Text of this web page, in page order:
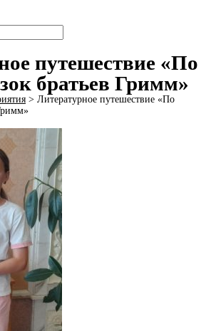
путешествие «По
братьев Гримм»
> Литературное путешествие «По